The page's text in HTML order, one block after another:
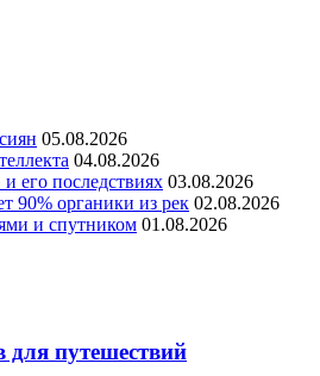
05.08.2026
04.08.2026
его последствиях 03.08.2026
90% органики из рек 02.08.2026
и спутником 01.08.2026
для путешествий